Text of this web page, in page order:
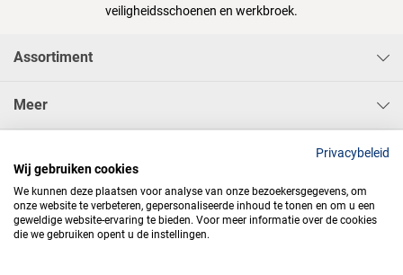
veiligheidsschoenen en werkbroek.
Assortiment
Meer
Privacybeleid
Wij gebruiken cookies
We kunnen deze plaatsen voor analyse van onze bezoekersgegevens, om
onze website te verbeteren, gepersonaliseerde inhoud te tonen en om u een
geweldige website-ervaring te bieden. Voor meer informatie over de cookies
die we gebruiken opent u de instellingen.